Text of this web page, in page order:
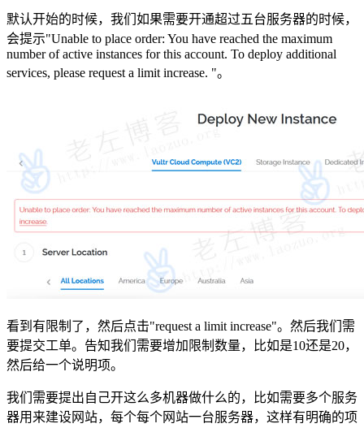
默认开始的时候，我们如果需要开通超过五台服务器的时候，
会提示"Unable to place order: You have reached the maximum
number of active instances for this account. To deploy additional
services, please request a limit increase. "。
看到有限制了，然后点击"request a limit increase"。然后我们需
要提交工单。告知我们需要增加限制数量，比如是10还是20，
然后给一个说明项。
我们需要提出自己开这么多机器做什么的，比如需要多个服务
器用来建设网站，每个每个网站一台服务器，这样有明确的项